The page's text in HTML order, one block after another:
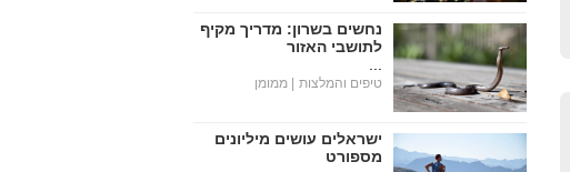
נחשים בשרון: מדריך מקיף
לתושבי האזור
טיפים והמלצות | ממומן
ישראלים עושים מיליונים
מספורט